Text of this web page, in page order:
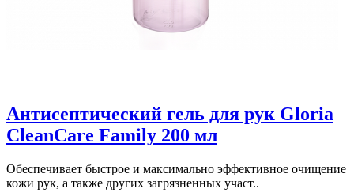
Антисептический гель для рук Gloria
CleanCare Family 200 мл
Обеспечивает быстрое и максимально эффективное очищение
кожи рук, а также других загрязненных участ..